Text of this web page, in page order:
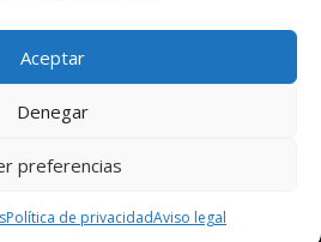
Aceptar
Denegar
preferencias
Política de privacidadAviso legal
SolucionetyCibernatural